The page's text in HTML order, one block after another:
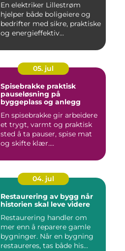
En elektriker Lillestrøm
hjelper både boligeiere og
bedrifter med sikre, praktiske
og energieffektiv...
05. jul
Spisebrakke praktisk
pauseløsning på
byggeplass og anlegg
En spisebrakke gir arbeidere
et trygt, varmt og praktisk
sted å ta pauser, spise mat
og skifte klær....
04. jul
Restaurering av bygg når
historien skal leve videre
Restaurering handler om
mer enn å reparere gamle
bygninger. Når en bygning
restaureres, tas både his...